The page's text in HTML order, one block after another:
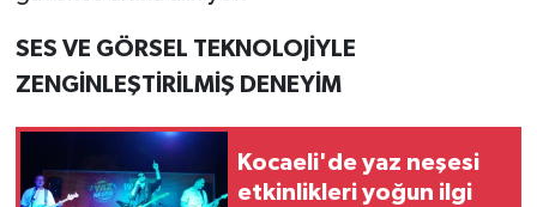
SES VE GÖRSEL TEKNOLOJİYLE
ZENGİNLEŞTİRİLMİŞ DENEYİM
Kocaeli'de yaz neşesi
etkinlikleri yoğun ilgi